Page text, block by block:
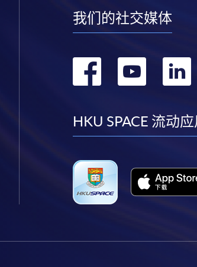
我们的社交媒体
转 转
HKU SPACE 流动